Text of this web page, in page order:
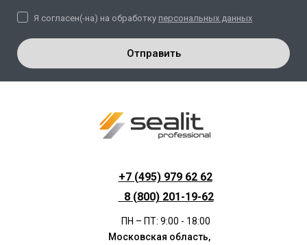
Отправить
Я согласен(-на) на обработку персональных данных
+7 (495) 979 62 62
8 (800) 201-19-62
ПН – ПТ: 9:00 - 18:00
Московская область,